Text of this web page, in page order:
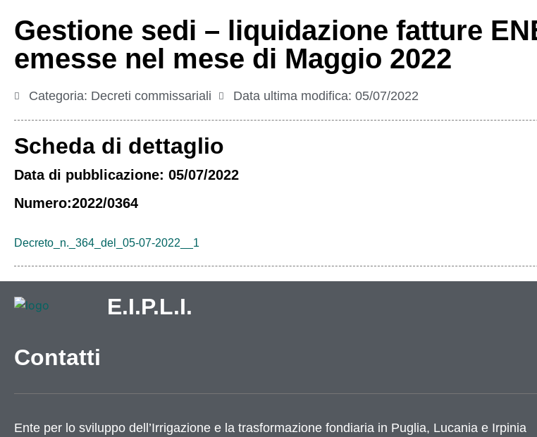
Gestione sedi – liquidazione fatture
emesse nel mese di Maggio 2022
Categoria: Decreti commissariali Data ultima modifica: 05/07/2022
Scheda di dettaglio
Data di pubblicazione: 05/07/2022
Numero:2022/0364
Decreto_n._364_del_05-07-2022__1
E.I.P.L.I.
Contatti
Ente per lo sviluppo dell’Irrigazione e la trasformazione fondiaria in Puglia, Lucania e Irpinia